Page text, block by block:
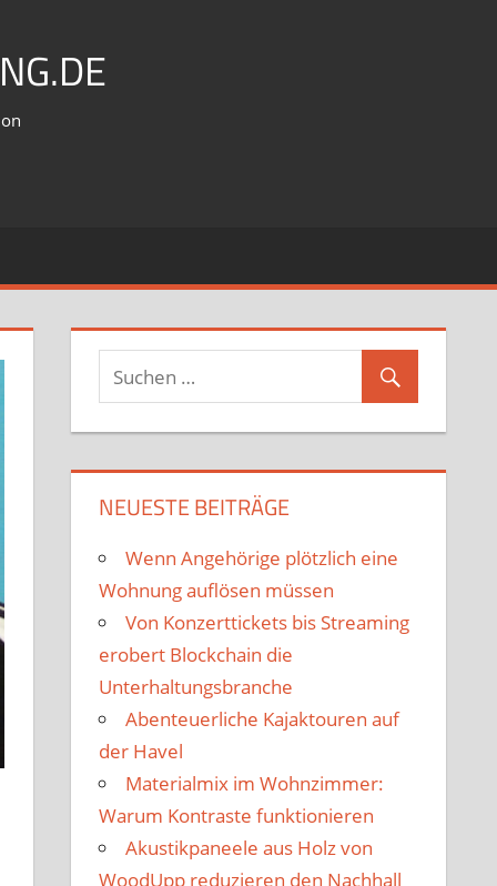
NEUESTE BEITRÄGE
Wenn Angehörige plötzlich eine
Wohnung auflösen müssen
Von Konzerttickets bis Streaming
erobert Blockchain die
Unterhaltungsbranche
Abenteuerliche Kajaktouren auf
der Havel
Materialmix im Wohnzimmer:
Warum Kontraste funktionieren
Akustikpaneele aus Holz von
WoodUpp reduzieren den Nachhall